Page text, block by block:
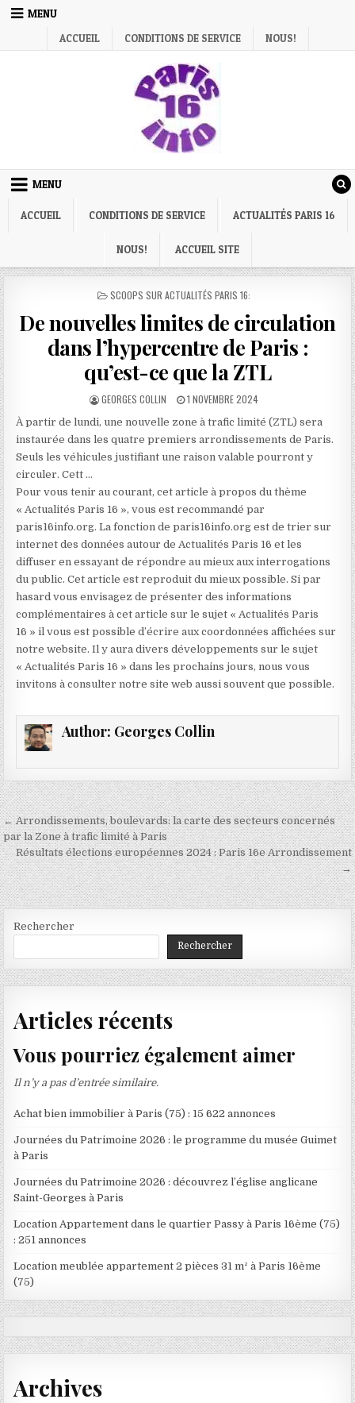
Skip
MENU
ACCUEIL
CONDITIONS DE SERVICE NOUS!
MENU
ACCUEIL CONDITIONS DE SERVICE ACTUALITÉS PARIS 16
NOUS! ACCUEIL SITE
POSTED
SCOOPS SUR ACTUALITÉS PARIS 16:
De nouvelles limites de circulation
dans l’hypercentre de Paris :
qu’est-ce que la ZTL
AUTHOR:
GEORGES COLLIN
PUBLISHED
1 NOVEMBRE 2024
À partir de lundi, une nouvelle zone à trafic limité (ZTL) sera
instaurée dans les quatre premiers arrondissements de Paris.
Seuls les véhicules justifiant une raison valable pourront y
circuler. Cett …
Pour vous tenir au courant, cet article à propos du thème
« Actualités Paris 16 », vous est recommandé par
paris16info.org. La fonction de paris16info.org est de trier sur
internet des données autour de Actualités Paris 16 et les
diffuser en essayant de répondre au mieux aux interrogations
du public. Cet article est reproduit du mieux possible. Si par
hasard vous envisagez de présenter des informations
complémentaires à cet article sur le sujet « Actualités Paris
16 » il vous est possible d’écrire aux coordonnées affichées sur
notre website. Il y aura divers développements sur le sujet
« Actualités Paris 16 » dans les prochains jours, nous vous
invitons à consulter notre site web aussi souvent que possible.
Author: Georges Collin
Navigation
de
l’article
← Arrondissements, boulevards: la carte des secteurs concernés
par la Zone à trafic limité à Paris
Résultats élections européennes 2024 : Paris 16e Arrondissement
→
Rechercher
Rechercher
Articles récents
Vous pourriez également aimer
Il n’y a pas d’entrée similaire.
Achat bien immobilier à Paris (75) : 15 622 annonces
Journées du Patrimoine 2026 : le programme du musée Guimet
à Paris
Journées du Patrimoine 2026 : découvrez l’église anglicane
Saint-Georges à Paris
Location Appartement dans le quartier Passy à Paris 16ème (75)
: 251 annonces
Location meublée appartement 2 pièces 31 m² à Paris 16ème
(75)
Archives